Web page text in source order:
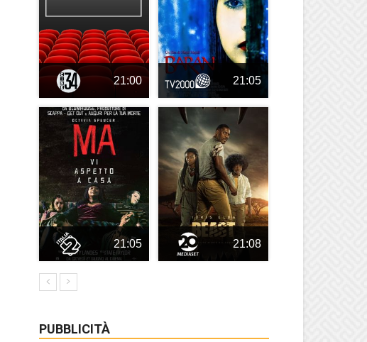
21:00 21:05
21:05 21:08
PUBBLICITÀ